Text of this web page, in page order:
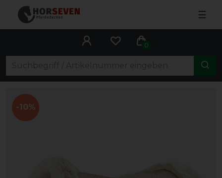
☰
0
-10%